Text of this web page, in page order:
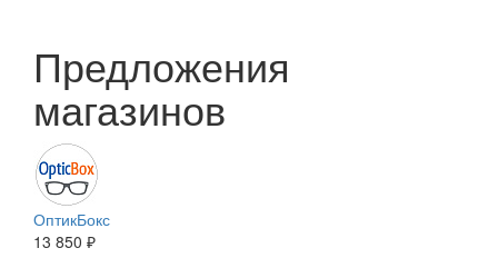
Предложения
магазинов
ОптикБокс
13 850 ₽